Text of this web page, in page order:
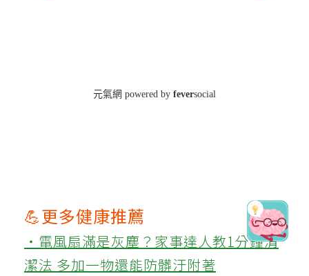
💪更多健康推薦
‧電風扇滿是灰塵？家事達人教1分鐘清
潔法 多加一物還能防髒汙附著